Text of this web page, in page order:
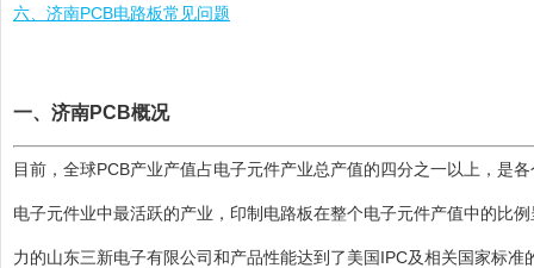
六、济南PCB电路板常见问题
一、济南PCB概况
目前，全球PCB产业产值占电子元件产业总产值的四分之一以上，是
电子元件业中最活跃的产业，印制电路板在整个电子元件产值中的比
力的山东三新电子有限公司和产品性能达到了美国IPC及相关国家标